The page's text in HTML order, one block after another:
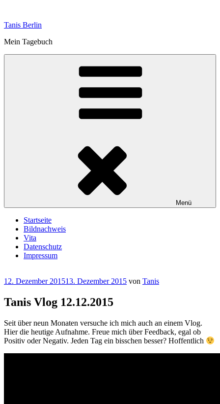
springen
Tanis Berlin
Mein Tagebuch
Menü
Startseite
Bildnachweis
Vita
Datenschutz
Impressum
Veröffentlicht
12. Dezember 201513. Dezember 2015 von Tanis
Tanis Vlog 12.12.2015
Seit über neun Monaten versuche ich mich auch an einem Vlog.
Hier die heutige Aufnahme. Freue mich über Feedback, egal ob
Positiv oder Negativ. Jeden Tag ein bisschen besser? Hoffentlich